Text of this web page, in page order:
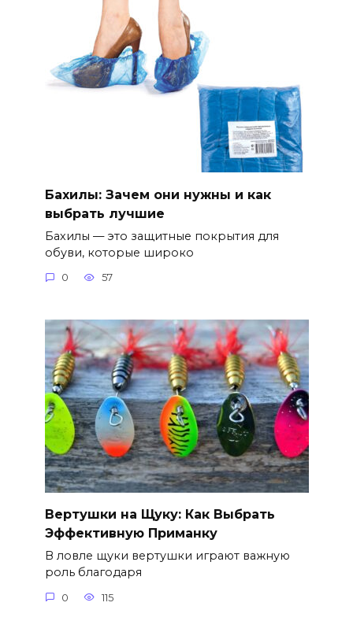
Бахилы: Зачем они нужны и как
выбрать лучшие
Бахилы — это защитные покрытия для
обуви, которые широко
0 57
Вертушки на Щуку: Как Выбрать
Эффективную Приманку
В ловле щуки вертушки играют важную
роль благодаря
0 115